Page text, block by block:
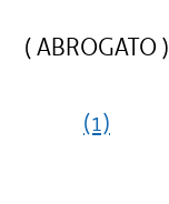
( ABROGATO )
(1)